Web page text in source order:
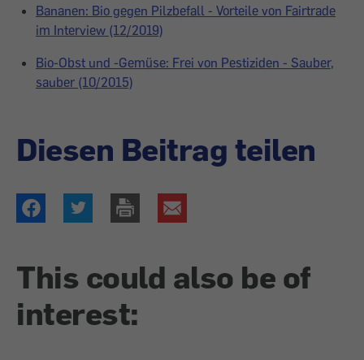
Bananen: Bio gegen Pilzbefall - Vorteile von Fairtrade
im Interview (12/2019)
Bio-Obst und -Gemüse: Frei von Pestiziden - Sauber,
sauber (10/2015)
Diesen Beitrag teilen
This could also be of
interest: